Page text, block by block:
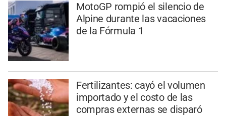
MotoGP rompió el silencio de
Alpine durante las vacaciones
de la Fórmula 1
Fertilizantes: cayó el volumen
importado y el costo de las
compras externas se disparó